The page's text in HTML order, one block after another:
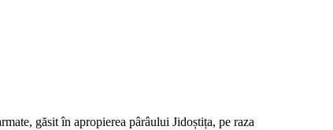
găsit în apropierea pârâului Jidoștița, pe raza